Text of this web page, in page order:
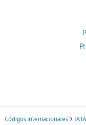
Códigos internacionales